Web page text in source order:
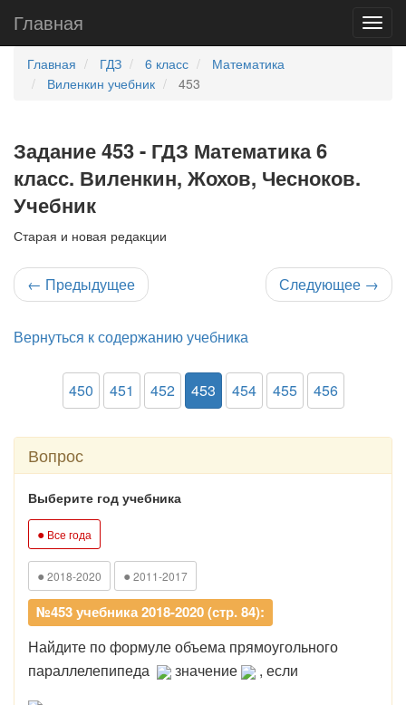
Главная
Главная ГДЗ 6 класс
Математика
Виленкин учебник
453
Задание 453 - ГДЗ Математика 6
класс. Виленкин, Жохов, Чесноков.
Учебник
Старая и новая редакции
← Предыдущее Следующее →
Вернуться к содержанию учебника
450 451 452 453 454 455 456
Вопрос
Выберите год учебника
● Все года
● 2018-2020 ● 2011-2017
№453 учебника 2018-2020 (стр. 84):
Найдите по формуле объема прямоугольного
параллелепипеда
значение , если